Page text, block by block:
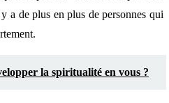
a de plus en plus de personnes qui
la spiritualité en vous ?